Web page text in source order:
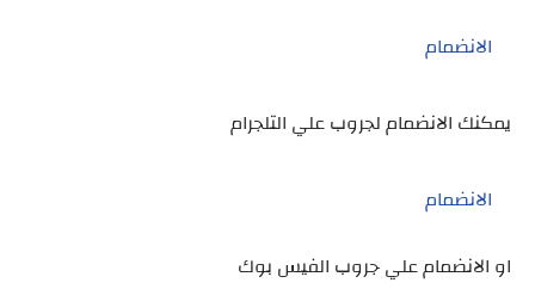
الانضمام
يمكنك الانضمام لجروب علي التلجرام
الانضمام
او الانضمام علي جروب الفيس بوك